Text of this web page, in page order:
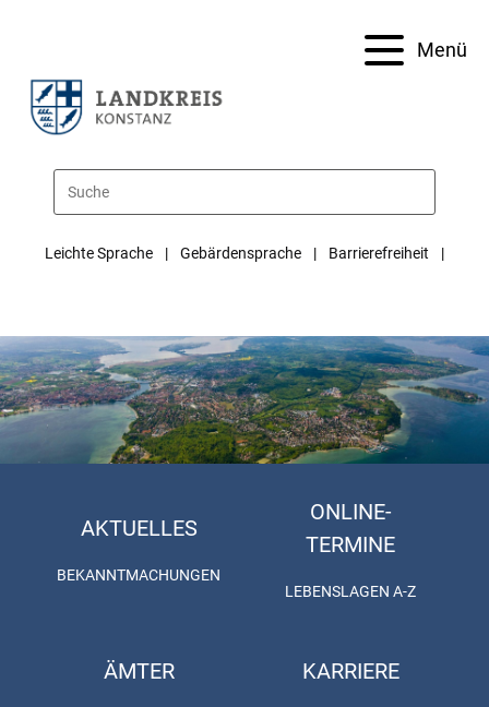
Menü
Leichte Sprache Gebärdensprache Barrierefreiheit
AKTUELLES
BEKANNTMACHUNGEN
ONLINE-
TERMINE
LEBENSLAGEN A-Z
ÄMTER KARRIERE